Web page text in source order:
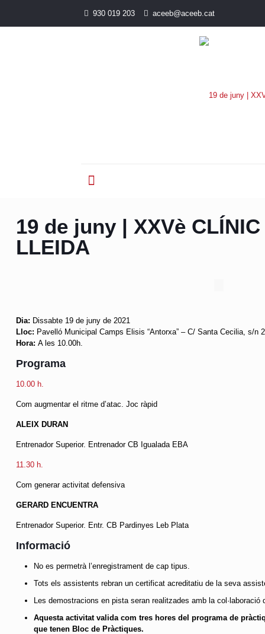
930 019 203 aceeb@aceeb.cat
19 de juny | XXVè CLÍNIC
LLEIDA
Dia: Dissabte 19 de juny de 2021
Lloc: Pavelló Municipal Camps Elisis “Antorxa” – C/ Santa Cecilia, s/n
Hora: A les 10.00h.
Programa
10.00 h.
Com augmentar el ritme d’atac. Joc ràpid
ALEIX DURAN
Entrenador Superior. Entrenador CB Igualada EBA
11.30 h.
Com generar activitat defensiva
GERARD ENCUENTRA
Entrenador Superior. Entr. CB Pardinyes Leb Plata
Informació
No es permetrà l’enregistrament de cap tipus.
Tots els assistents rebran un certificat acreditatiu de la seva
Les demostracions en pista seran realitzades amb la
Aquesta activitat valida com tres hores del programa de
que tenen Bloc de Pràctiques.